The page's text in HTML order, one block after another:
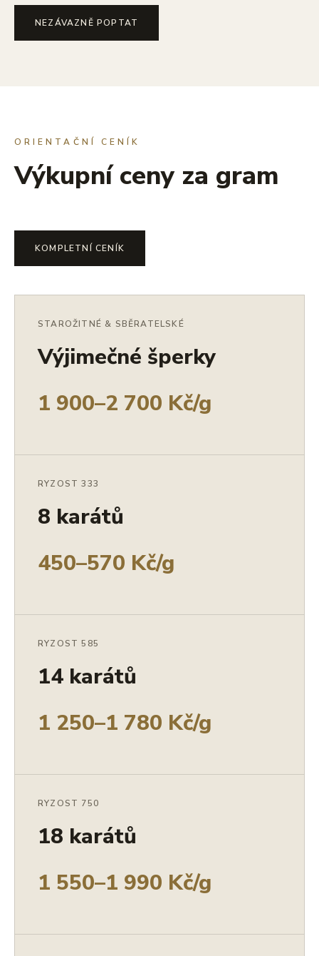
NEZÁVAZNĚ POPTAT
ORIENTAČNÍ CENÍK
Výkupní ceny za gram
KOMPLETNÍ CENÍK
STAROŽITNÉ & SBĚRATELSKÉ
Výjimečné šperky
1 900–2 700 Kč/g
RYZOST 333
8 karátů
450–570 Kč/g
RYZOST 585
14 karátů
1 250–1 780 Kč/g
RYZOST 750
18 karátů
1 550–1 990 Kč/g